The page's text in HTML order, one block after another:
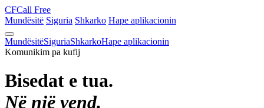
CFCall Free
Mundësitë Siguria Shkarko Hape aplikacionin
MundësitëSiguriaShkarkoHape aplikacionin
Komunikim pa kufij
Bisedat e tua.
Në një vend.